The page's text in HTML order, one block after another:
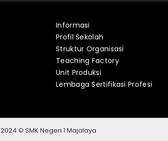
Informasi
Profil Sekolah
Struktur Organisasi
Teaching Factory
Unit Produksi
Lembaga Sertifikasi Profesi
2024 © SMK Negeri 1 Majalaya